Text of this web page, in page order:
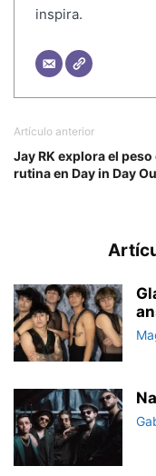
inspira.
Artículo anterior
Jay RK explora el peso
rutina en Day in Day